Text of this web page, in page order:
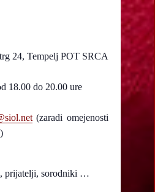
24, Tempelj POT SRCA
18.00 do 20.00 ure
(zaradi omejenosti
prijatelji, sorodniki …